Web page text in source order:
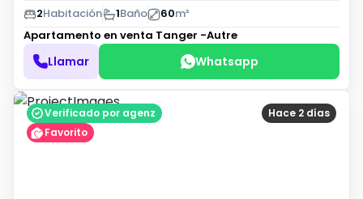
2Habitación 1Baño 60m²
Apartamento en venta Tanger -Autre
Llamar Whatsapp
Hace 2 días
Verificado por agenz
Favorito